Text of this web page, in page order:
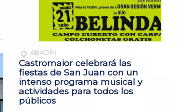
ABADÍN
Castromaior celebrará las
fiestas de San Juan con un
intenso programa musical y
actividades para todos los
públicos